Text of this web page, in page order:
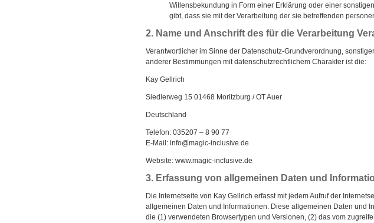
Willensbekundung in Form einer Erklärung oder einer
gibt, dass sie mit der Verarbeitung der sie betreffenden
2. Name und Anschrift des für die Verarbeitung
Verantwortlicher im Sinne der Datenschutz-Grundverordnung,
anderer Bestimmungen mit datenschutzrechtlichem Charakter ist die:
Kay Gellrich
Siedlerweg 15 01468 Moritzburg / OT Auer
Deutschland
Telefon: 035207 – 8 90 77
E-Mail: info@magic-inclusive.de
Website: www.magic-inclusive.de
3. Erfassung von allgemeinen Daten und
Die Internetseite von Kay Gellrich erfasst mit jedem Aufruf der
allgemeinen Daten und Informationen. Diese allgemeinen Daten und
die (1) verwendeten Browsertypen und Versionen, (2) das vom